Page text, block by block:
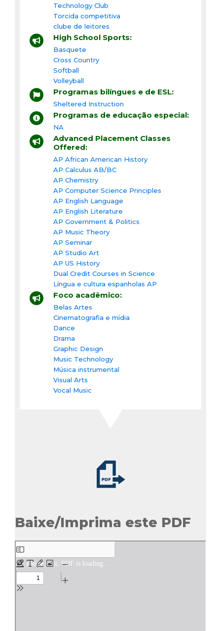
Technology Club
Torcida competitiva
clube de leitores
High School Sports:
Basquete
Cross Country
Softball
Volleyball
Programas bilíngues e de ESL:
Sheltered Instruction
Programas de educação especial:
NA
Advanced Placement Classes
Offered:
AP African American History
AP Calculus AB/BC
AP Chemistry
AP Computer Science Principles
AP English Language
AP English Literature
AP Government & Politics
AP Music Theory
AP Seminar
AP Studio Art
AP US History
Dual Credit Courses in Science
Língua e cultura espanholas AP
Foco acadêmico:
Belas Artes
Cinematografia e mídia
Dance
Drama
Graphic Design
Music Technology
Música instrumental
Visual Arts
Vocal Music
Baixe/Imprima este PDF